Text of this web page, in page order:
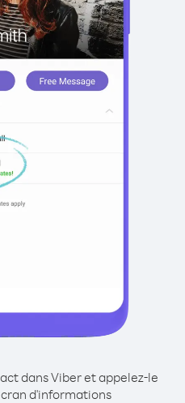
dans Viber et appelez-le
d'informations